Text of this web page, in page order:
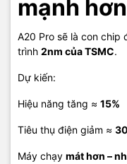
mạnh
A20 Pro sẽ là con chip
trình 2nm của TSMC.
Dự kiến:
Hiệu năng tăng ≈ 15%
Tiêu thụ điện giảm ≈
Máy chạy mát hơn –